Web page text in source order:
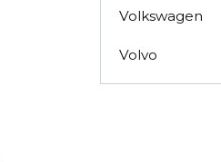
Volkswagen
Volvo